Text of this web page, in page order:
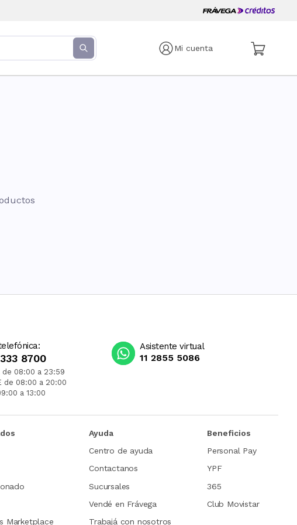
Mi cuenta
8700
de 08:00 a 23:59
de 08:00 a 20:00
a 13:00
Asistente virtual
11 2855 5086
Marketplace
Ayuda
Centro de ayuda
Contactanos
Sucursales
Vendé en Frávega
Trabajá con nosotros
Beneficios
Personal Pay
YPF
365
Club Movistar